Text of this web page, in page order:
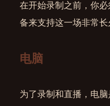
在开始录制之前，你
备来支持这一场非常长
电脑
为了录制和直播，电